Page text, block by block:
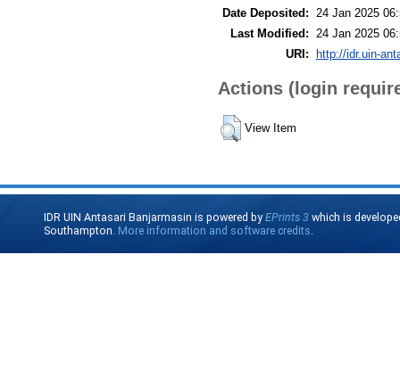
Date Deposited:
24 Jan 2025
Last Modified:
24 Jan 2025
URI: http://idr.uin-
Actions (login
View Item
IDR UIN Antasari Banjarmasin is powered byEPrints 3 which is
Southampton. More information and software credits.